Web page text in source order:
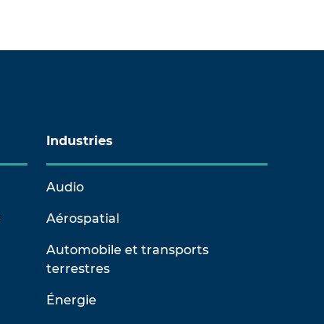
Industries
Audio
Aérospatial
Automobile et transports
terrestres
Énergie